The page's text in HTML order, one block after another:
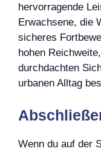
hervorragende
Erwachsene, die
sicheres
hohen
durchdachten
urbanen Alltag
Wenn du auf der